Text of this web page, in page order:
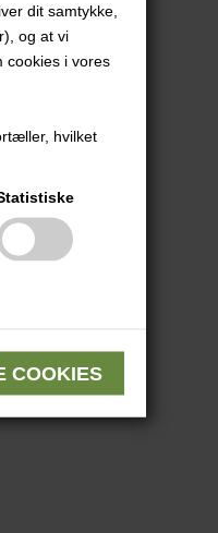
dit samtykke,
og at vi
cookies i vores
hvilket